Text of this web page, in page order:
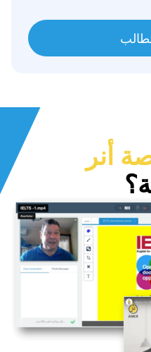
أنر